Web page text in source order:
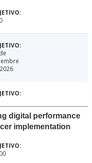
digital performance
implementation